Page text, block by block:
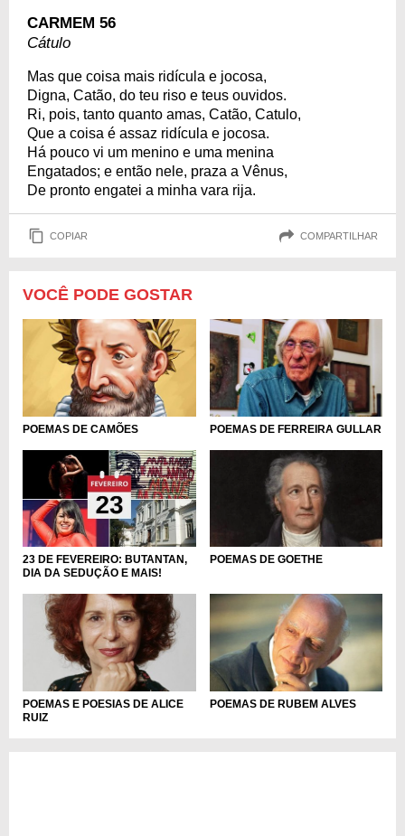
CARMEM 56
Cátulo
Mas que coisa mais ridícula e jocosa,
Digna, Catão, do teu riso e teus ouvidos.
Ri, pois, tanto quanto amas, Catão, Catulo,
Que a coisa é assaz ridícula e jocosa.
Há pouco vi um menino e uma menina
Engatados; e então nele, praza a Vênus,
De pronto engatei a minha vara rija.
COPIAR COMPARTILHAR
VOCÊ PODE GOSTAR
POEMAS DE CAMÕES POEMAS DE FERREIRA GULLAR
23 DE FEVEREIRO: BUTANTAN,
DIA DA SEDUÇÃO E MAIS!
POEMAS DE GOETHE
POEMAS E POESIAS DE ALICE
RUIZ
POEMAS DE RUBEM ALVES